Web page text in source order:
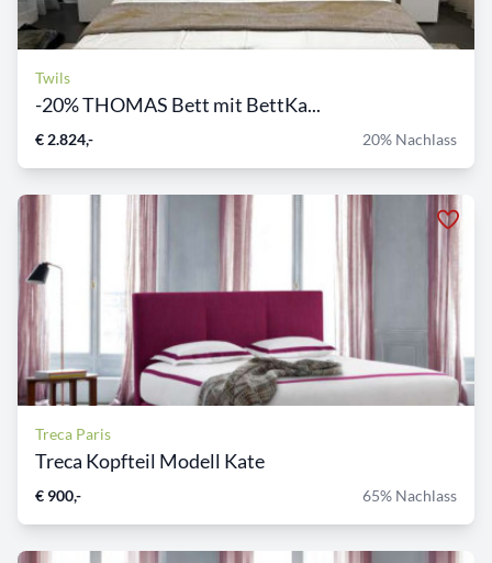
Twils
-20% THOMAS Bett mit BettKa...
€ 2.824,- 20% Nachlass
Treca Paris
Treca Kopfteil Modell Kate
€ 900,- 65% Nachlass